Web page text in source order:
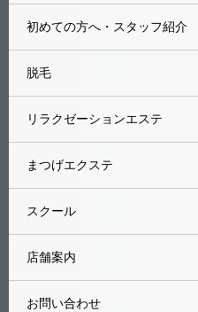
初めての方へ・スタッフ紹介
脱毛
リラクゼーションエステ
まつげエクステ
スクール
店舗案内
お問い合わせ